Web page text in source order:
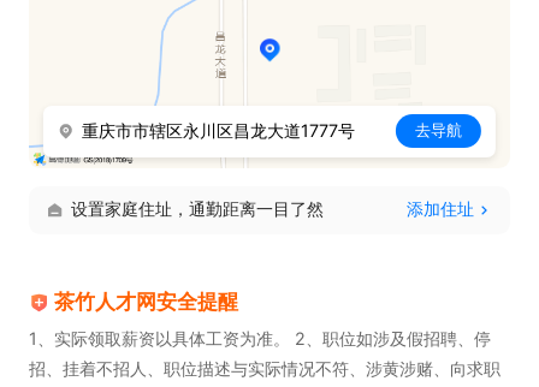
重庆市市辖区永川区昌龙大道1777号 去导航
设置家庭住址，通勤距离一目了然 添加住址
茶竹人才网安全提醒
1、实际领取薪资以具体工资为准。 2、职位如涉及假招聘、停
招、挂着不招人、职位描述与实际情况不符、涉黄涉赌、向求职